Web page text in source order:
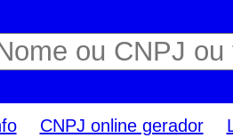
CNPJ online gerador